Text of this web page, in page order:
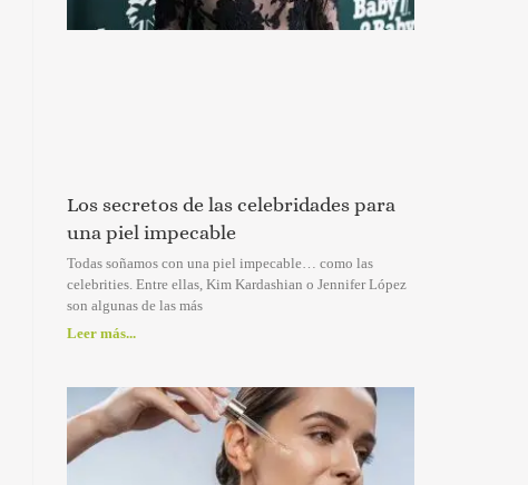
Los secretos de las celebridades para
una piel impecable
Todas soñamos con una piel impecable… como las
celebrities. Entre ellas, Kim Kardashian o Jennifer López
son algunas de las más
Leer más...